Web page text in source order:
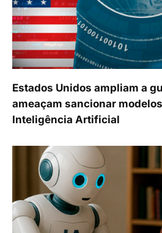
Estados Unidos ampliam a
ameaçam sancionar
Inteligência Artificial